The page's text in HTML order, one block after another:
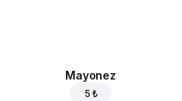
Mayonez
5 ₺